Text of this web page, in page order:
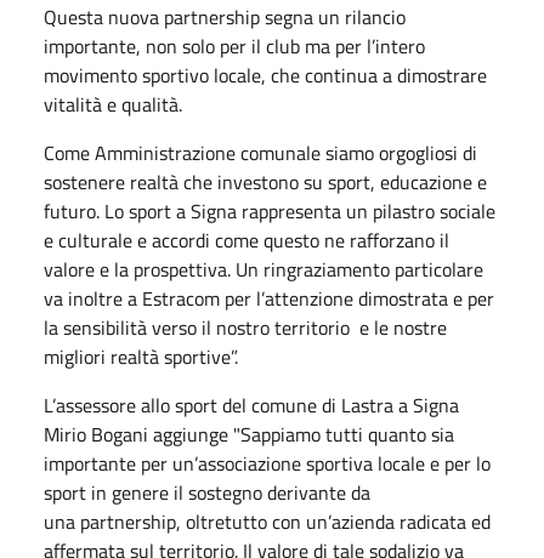
Questa nuova partnership segna un rilancio
importante, non solo per il club ma per l’intero
movimento sportivo locale, che continua a dimostrare
vitalità e qualità.
Come Amministrazione comunale siamo orgogliosi di
sostenere realtà che investono su sport, educazione e
futuro. Lo sport a Signa rappresenta un pilastro sociale
e culturale e accordi come questo ne rafforzano il
valore e la prospettiva. Un ringraziamento particolare
va inoltre a Estracom per l’attenzione dimostrata e per
la sensibilità verso il nostro territorio e le nostre
migliori realtà sportive”.
L’assessore allo sport del comune di Lastra a Signa
Mirio Bogani aggiunge "Sappiamo tutti quanto sia
importante per un’associazione sportiva locale e per lo
sport in genere il sostegno derivante da
una partnership, oltretutto con un’azienda radicata ed
affermata sul territorio. Il valore di tale sodalizio va